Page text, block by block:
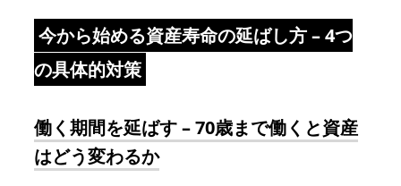
今から始める資産寿命の延ばし方 – 4つ
の具体的対策
働く期間を延ばす – 70歳まで働くと資産
はどう変わるか